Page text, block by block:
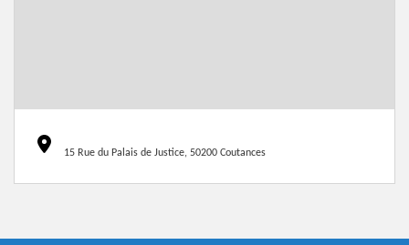
15 Rue du Palais de Justice, 50200 Coutances